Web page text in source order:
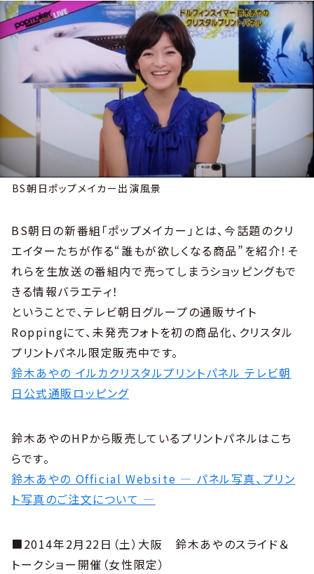
BS朝日ポップメイカー出演風景
BS朝日の新番組「ポップメイカー」とは、今話題のクリ
エイターたちが作る“誰もが欲しくなる商品”を紹介！そ
れらを生放送の番組内で売ってしまうショッピングもで
きる情報バラエティ！
ということで、テレビ朝日グループの通販サイト
Roppingにて、未発売フォトを初の商品化、クリスタル
プリントパネル限定販売中です。
鈴木あやの イルカクリスタルプリントパネル テレビ朝
日公式通販ロッピング
鈴木あやのHPから販売しているプリントパネルはこち
らです。
鈴木あやの Official Website — パネル写真、プリン
ト写真のご注文について —
■2014年2月22日（土）大阪 鈴木あやのスライド＆
トークショー開催（女性限定）